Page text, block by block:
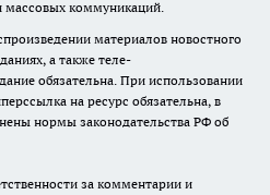
коммуникаций.
материалов новостного
а также теле-
обязательна. При использовании
на ресурс обязательна, в
нормы законодательства РФ об
за комментарии и